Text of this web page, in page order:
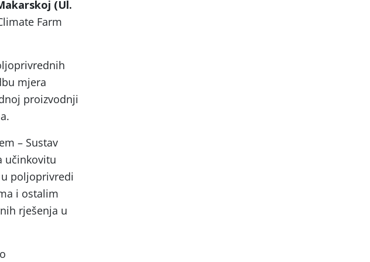
(Ul.
Farm
mjera
proizvodnji
– Sustav
učinkovitu
poljoprivredi
i ostalim
rješenja u